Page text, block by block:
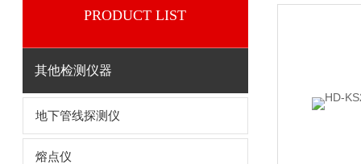
PRODUCT LIST
其他检测仪器
地下管线探测仪
熔点仪